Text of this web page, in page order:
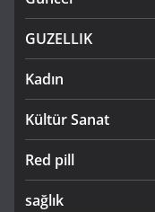
GUZELLIK
Kadın
Kültür Sanat
Red pill
sağlık